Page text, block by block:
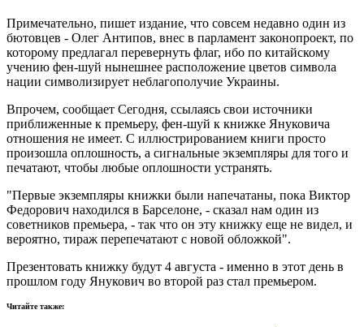
Примечательно, пишет издание, что совсем недавно один из
бютовцев - Олег Антипов, внес в парламент законопроект, по
которому предлагал перевернуть флаг, ибо по китайскому
учению фен-шуй нынешнее расположение цветов символа
нации символизирует неблагополучие Украины.
Впрочем, сообщает Сегодня, ссылаясь свои источники
приближенные к премьеру, фен-шуй к книжке Януковича
отношения не имеет. С иллюстрированием книги просто
произошла оплошность, а сигнальные экземпляры для того и
печатают, чтобы любые оплошности устранять.
"Первые экземпляры книжки были напечатаны, пока Виктор
Федорович находился в Барселоне, - сказал нам один из
советников премьера, - так что он эту книжку еще не видел, и
вероятно, тираж перепечатают с новой обложкой".
Презентовать книжку будут 4 августа - именно в этот день в
прошлом году Янукович во второй раз стал премьером.
Читайте также: